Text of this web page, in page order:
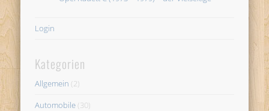
Login
Kategorien
Allgemein (2)
Automobile (30)